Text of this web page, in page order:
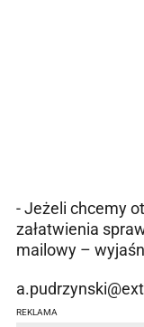
- Jeżeli chcemy
załatwienia
mailowy –
REKLAMA